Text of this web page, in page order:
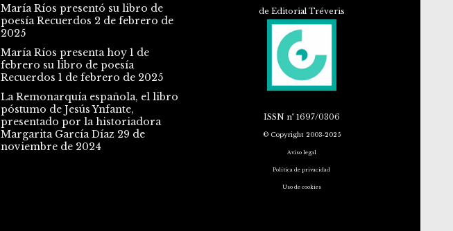
María Ríos presentó su libro de
poesía Recuerdos 2 de febrero de
2025
María Ríos presenta hoy 1 de
febrero su libro de poesía
Recuerdos 1 de febrero de 2025
La Remonarquía española, el libro
póstumo de Jesús Ynfante,
presentado por la historiadora
Margarita García Díaz 29 de
noviembre de 2024
de Editorial Tréveris
ISSNnº 1697/0306
© Copyright 2003-2025
Aviso legal
Política de privacidad
Uso de cookies